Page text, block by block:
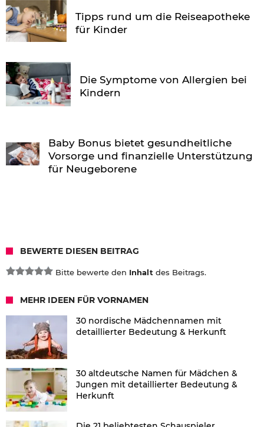
Tipps rund um die Reiseapotheke
für Kinder
Die Symptome von Allergien bei
Kindern
Baby Bonus bietet gesundheitliche
Vorsorge und finanzielle Unterstützung
für Neugeborene
BEWERTE DIESEN BEITRAG
Bitte bewerte den Inhalt des Beitrags.
MEHR IDEEN FÜR VORNAMEN
30 nordische Mädchennamen mit
detaillierter Bedeutung & Herkunft
30 altdeutsche Namen für Mädchen &
Jungen mit detaillierter Bedeutung &
Herkunft